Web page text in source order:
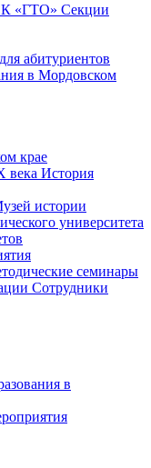
«ГТО» Секции
абитуриентов
в Мордовском
крае
века История
истории
университета
семинары
Сотрудники
в